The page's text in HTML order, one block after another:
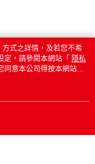
式之詳情，及若您不希
定，請參閱本網站「 隱私
同意本公司得按本網站使